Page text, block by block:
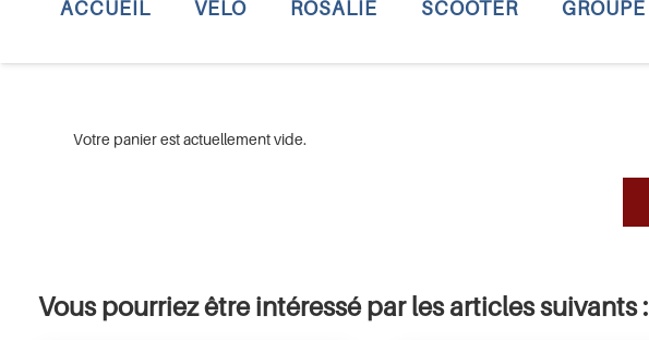
ACCUEIL VELO ROSALIE SCOOTER GROUPE
Votre panier est actuellement vide.
Vous pourriez être intéressé par les articles suivants :